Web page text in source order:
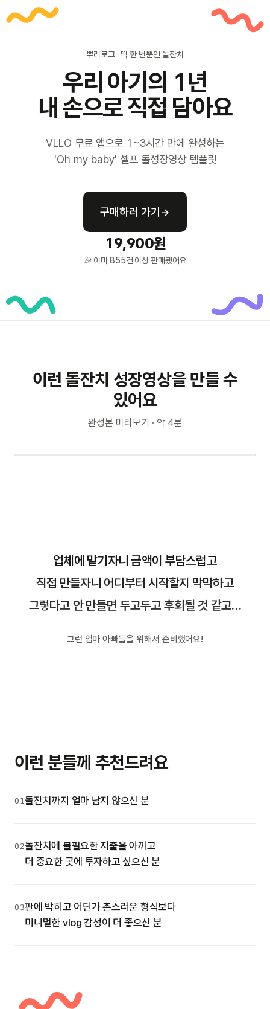
뿌리로그 · 딱 한 번뿐인 돌잔치
우리 아기의 1년
내 손으로 직접 담아요
VLLO 무료 앱으로 1~3시간 만에 완성하는
'Oh my baby' 셀프 돌성장영상 템플릿
구매하러 가기 →
19,900원
🎉 이미 855건 이상 판매됐어요
이런 돌잔치 성장영상을 만들 수
있어요
완성본 미리보기 · 약 4분
업체에 맡기자니 금액이 부담스럽고
직접 만들자니 어디부터 시작할지 막막하고
그렇다고 안 만들면 두고두고 후회될 것 같고…
그런 엄마 아빠들을 위해서 준비했어요!
이런 분들께 추천드려요
01돌잔치까지 얼마 남지 않으신 분
02돌잔치에 불필요한 지출을 아끼고
더 중요한 곳에 투자하고 싶으신 분
03판에 박히고 어딘가 촌스러운 형식보다
미니멀한 vlog 감성이 더 좋으신 분